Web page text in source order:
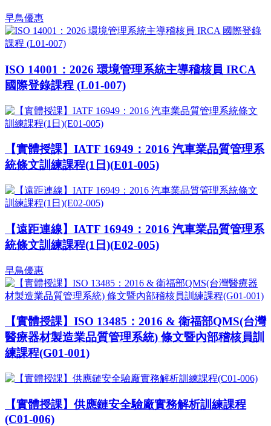
早鳥優惠
ISO 14001：2026 環境管理系統主導稽核員 IRCA
國際登錄課程 (L01-007)
【實體授課】IATF 16949：2016 汽車業品質管理系
統條文訓練課程(1日)(E01-005)
【遠距連線】IATF 16949：2016 汽車業品質管理系
統條文訓練課程(1日)(E02-005)
早鳥優惠
【實體授課】ISO 13485：2016 & 衛福部QMS(台灣
醫療器材製造業品質管理系統) 條文暨內部稽核員訓
練課程(G01-001)
【實體授課】供應鏈安全驗廠實務解析訓練課程
(C01-006)